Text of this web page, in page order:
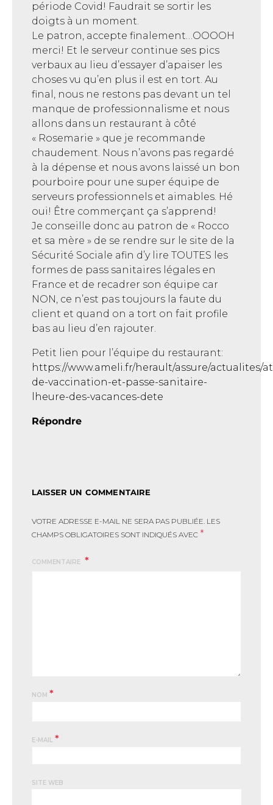
période Covid! Faudrait se sortir les
doigts à un moment.
Le patron, accepte finalement…OOOOH
merci! Et le serveur continue ses pics
verbaux au lieu d’essayer d’apaiser les
choses vu qu’en plus il est en tort. Au
final, nous ne restons pas devant un tel
manque de professionnalisme et nous
allons dans un restaurant à côté
« Rosemarie » que je recommande
chaudement. Nous n’avons pas regardé
à la dépense et nous avons laissé un bon
pourboire pour une super équipe de
serveurs professionnels et aimables. Hé
oui! Être commerçant ça s’apprend!
Je conseille donc au patron de « Rocco
et sa mère » de se rendre sur le site de la
Sécurité Sociale afin d’y lire TOUTES les
formes de pass sanitaires légales en
France et de recadrer son équipe car
NON, ce n’est pas toujours la faute du
client et quand on a tort on fait profile
bas au lieu d’en rajouter.
Petit lien pour l’équipe du restaurant:
https://www.ameli.fr/herault/assure/actualites/
de-vaccination-et-passe-sanitaire-
lheure-des-vacances-dete
Répondre
LAISSER UN COMMENTAIRE
VOTRE ADRESSE E-MAIL NE SERA PAS PUBLIÉE. LES
CHAMPS OBLIGATOIRES SONT INDIQUÉS AVEC *
COMMENTAIRE
NOM *
E-MAIL *
SITE WEB